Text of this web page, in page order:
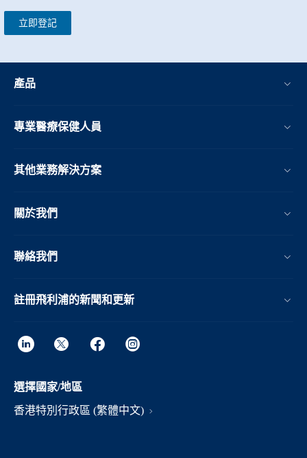
立即登記
產品
專業醫療保健人員
其他業務解決方案​
關於我們
聯絡我們
註冊飛利浦的新聞和更新
選擇國家/地區
香港特別行政區 (繁體中文)